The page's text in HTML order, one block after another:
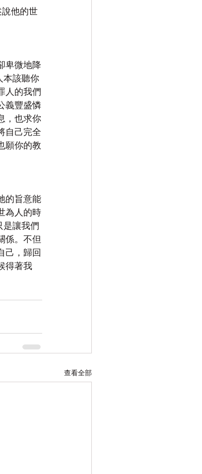
說他的世
卑微地降
本該聽你
人的我們
義豐盛憐
，也求你
自己完全
願你的教
的旨意能
為人的時
是讓我們
係。不但
己，歸回
得著我
查看全部